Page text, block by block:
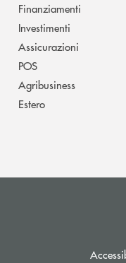
Finanziamenti
Investimenti
Assicurazioni
POS
Agribusiness
Estero